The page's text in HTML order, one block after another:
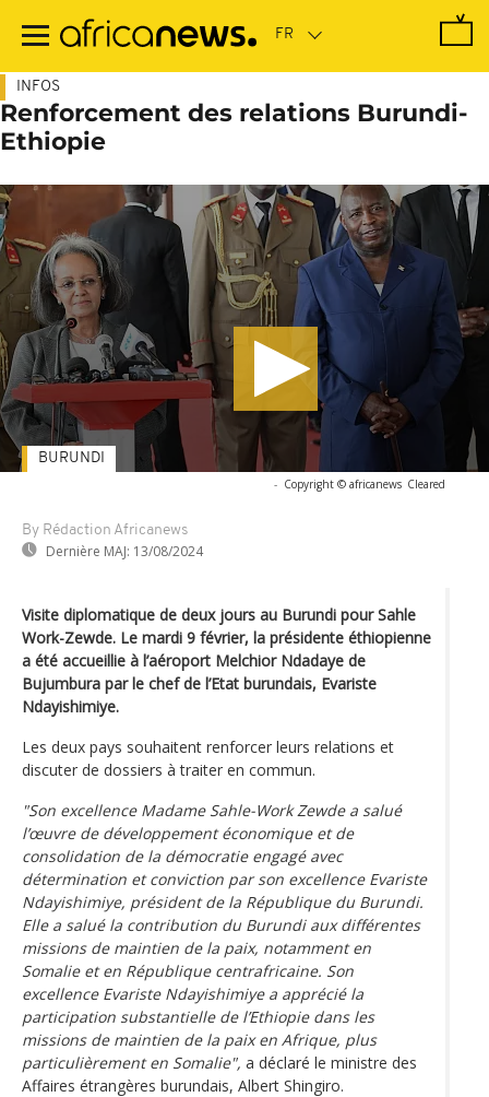
contenu
INFOS
Renforcement des relations Burundi-
Ethiopie
- Copyright © africanews Cleared
By Rédaction Africanews
Dernière MAJ: 13/08/2024
BURUNDI
Visite diplomatique de deux jours au Burundi pour Sahle
Work-Zewde. Le mardi 9 février, la présidente éthiopienne
a été accueillie à l’aéroport Melchior Ndadaye de
Bujumbura par le chef de l’Etat burundais, Evariste
Ndayishimiye.
Les deux pays souhaitent renforcer leurs relations et
discuter de dossiers à traiter en commun.
"Son excellence Madame Sahle-Work Zewde a salué
l’œuvre de développement économique et de
consolidation de la démocratie engagé avec
détermination et conviction par son excellence Evariste
Ndayishimiye, président de la République du Burundi.
Elle a salué la contribution du Burundi aux différentes
missions de maintien de la paix, notamment en
Somalie et en République centrafricaine. Son
excellence Evariste Ndayishimiye a apprécié la
participation substantielle de l’Ethiopie dans les
missions de maintien de la paix en Afrique, plus
particulièrement en Somalie", a déclaré le ministre des
Affaires étrangères burundais, Albert Shingiro.